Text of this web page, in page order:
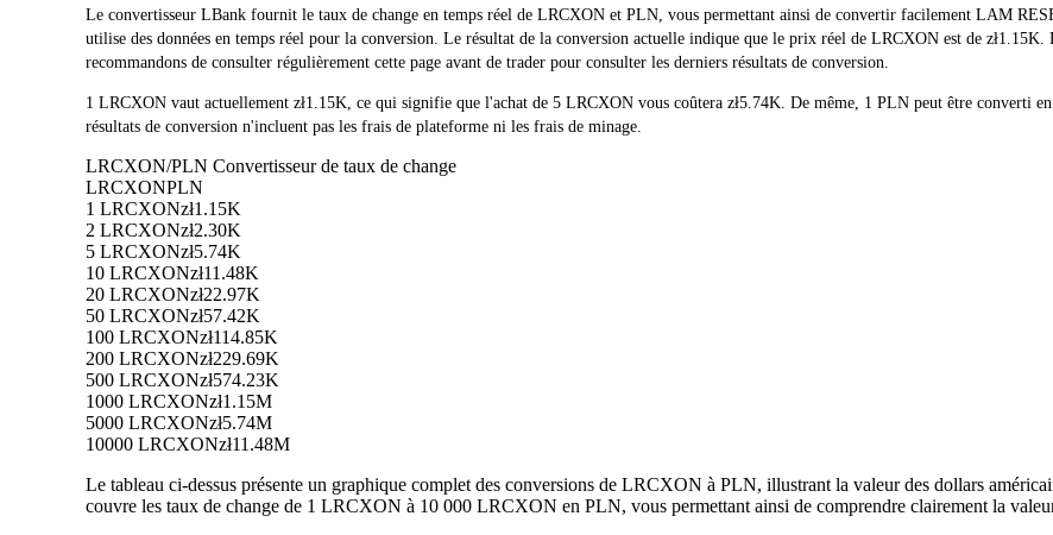
Le convertisseur LBank fournit le taux de change en temps réel de LRCXON et PLN, vous permettant ainsi de convertir facilement LAM
utilise des données en temps réel pour la conversion. Le résultat de la conversion actuelle indique que le prix réel de LRCXON est de
recommandons de consulter régulièrement cette page avant de trader pour consulter les derniers résultats de conversion.
1 LRCXON vaut actuellement zł1.15K, ce qui signifie que l'achat de 5 LRCXON vous coûtera zł5.74K. De même, 1 PLN peut être converti
résultats de conversion n'incluent pas les frais de plateforme ni les frais de minage.
LRCXON/PLN Convertisseur de taux de change
LRCXONPLN
1 LRCXONzł1.15K
2 LRCXONzł2.30K
5 LRCXONzł5.74K
10 LRCXONzł11.48K
20 LRCXONzł22.97K
50 LRCXONzł57.42K
100 LRCXONzł114.85K
200 LRCXONzł229.69K
500 LRCXONzł574.23K
1000 LRCXONzł1.15M
5000 LRCXONzł5.74M
10000 LRCXONzł11.48M
Le tableau ci-dessus présente un graphique complet des conversions de LRCXON à PLN, illustrant la valeur des dollars
couvre les taux de change de 1 LRCXON à 10 000 LRCXON en PLN, vous permettant ainsi de comprendre clairement la